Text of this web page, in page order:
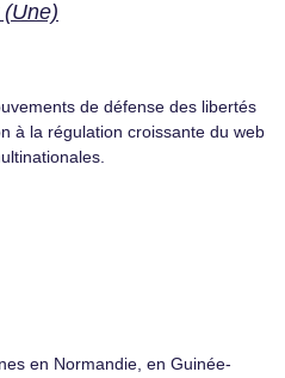
(Une)
de défense des libertés
à la régulation croissante du web
en Normandie, en Guinée-